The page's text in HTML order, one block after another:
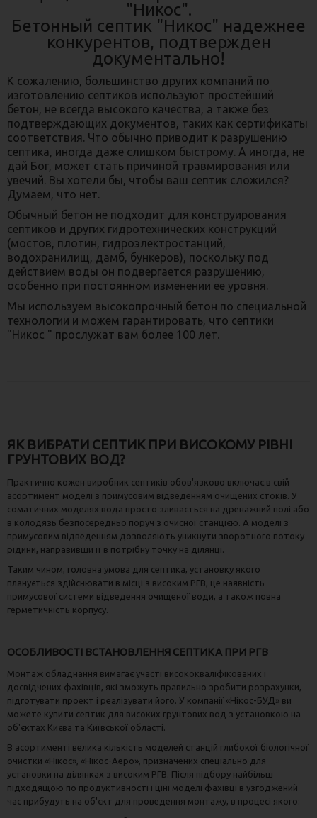
"Никос".
Бетонный септик "Никос" надежнее
конкурентов, подтвержден
документально!
К сожалению, большинство других компаний по
изготовлению септиков используют простейший
бетон, не всегда высокого качества, а также без
подтверждающих документов, таких как сертификаты
соответствия. Что обычно приводит к разрушению
септика, иногда даже слишком быстрому. А иногда, не
дай Бог, может стать причиной травмирования или
увечий. Вы хотели бы, чтобы ваш септик сложился?
Думаем, что нет.
Обычный бетон не подходит для конструирования
септиков и других гидротехнических конструкций
(мостов, плотин, гидроэлектростанций,
водохранилищ, дамб, бункеров), поскольку под
действием воды он подвергается разрушению,
особенно при постоянном изменении ее уровня.
Мы используем высокопрочный бетон по специальной
технологии и можем гарантировать, что септики
"Никос " прослужат вам более 100 лет.
ЯК ВИБРАТИ СЕПТИК ПРИ ВИСОКОМУ РІВНІ
ГРУНТОВИХ ВОД?
Практично кожен виробник септиків обов'язково включає в свій
асортимент моделі з примусовим відведенням очищених стоків. У
соматичних моделях вода просто зливається на дренажний полі або
в колодязь безпосередньо поруч з очисної станцією. А моделі з
примусовим відведенням дозволяють уникнути зворотного потоку
рідини, направивши її в потрібну точку на ділянці.
Таким чином, головна умова для септика, установку якого
планується здійснювати в місці з високим РГВ, це наявність
примусової системи відведення очищеної води, а також повна
герметичність корпусу.
ОСОБЛИВОСТІ ВСТАНОВЛЕННЯ СЕПТИКА ПРИ РГВ
Монтаж обладнання вимагає участі висококваліфікованих і
досвідчених фахівців, які зможуть правильно зробити розрахунки,
підготувати проект і реалізувати його. У компанії «Нікос-БУД» ви
можете купити септик для високих грунтових вод з установкою на
об'єктах Києва та Київської області.
В асортименті велика кількість моделей станцій глибокої біологічної
очистки «Нікос», «Нікос-Аеро», призначених спеціально для
установки на ділянках з високим РГВ. Після підбору найбільш
підходящою по продуктивності і ціні моделі фахівці в узгоджений
час прибудуть на об'єкт для проведення монтажу, в процесі якого: